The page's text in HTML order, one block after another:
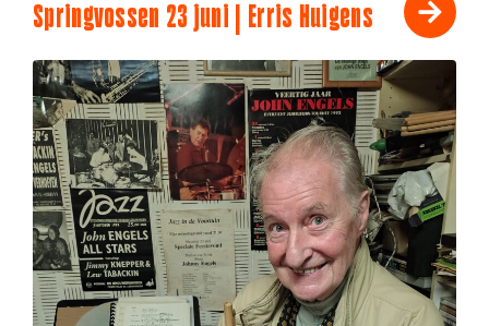
Springvossen 23 juni | Erris Huigens